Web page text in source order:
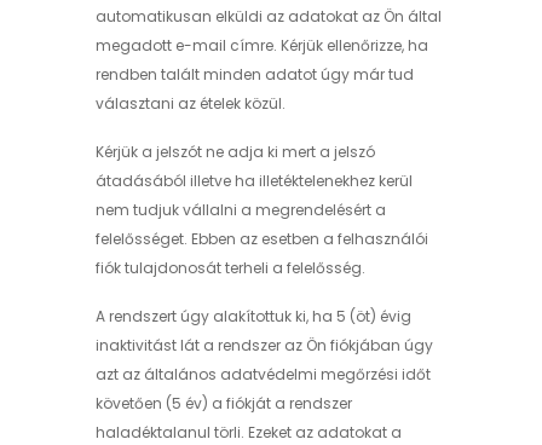
automatikusan elküldi az adatokat az Ön által
megadott e-mail címre. Kérjük ellenőrizze, ha
rendben talált minden adatot úgy már tud
választani az ételek közül.
Kérjük a jelszót ne adja ki mert a jelszó
átadásából illetve ha illetéktelenekhez kerül
nem tudjuk vállalni a megrendelésért a
felelősséget. Ebben az esetben a felhasználói
fiók tulajdonosát terheli a felelősség.
A rendszert úgy alakítottuk ki, ha 5 (öt) évig
inaktivitást lát a rendszer az Ön fiókjában úgy
azt az általános adatvédelmi megőrzési időt
követően (5 év) a fiókját a rendszer
haladéktalanul törli. Ezeket az adatokat a